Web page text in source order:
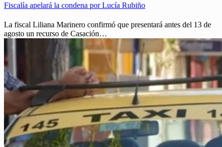
Fiscalía apelará la condena por Lucía Rubiño
La fiscal Liliana Marinero confirmó que presentará antes del 13 de
agosto un recurso de Casación…